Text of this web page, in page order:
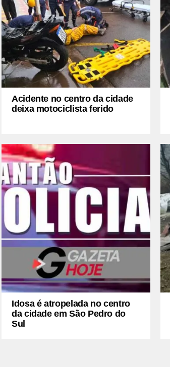
Acidente no centro da cidade
deixa motociclista ferido
Idosa é atropelada no centro
da cidade em São Pedro do
Sul